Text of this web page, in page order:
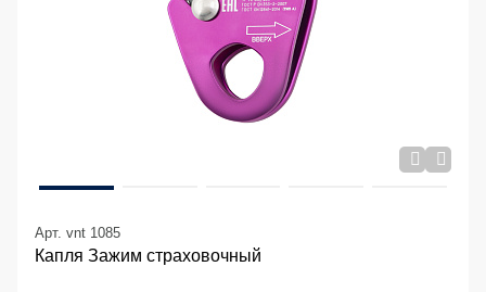
Арт. vnt 1085
Капля Зажим страховочный